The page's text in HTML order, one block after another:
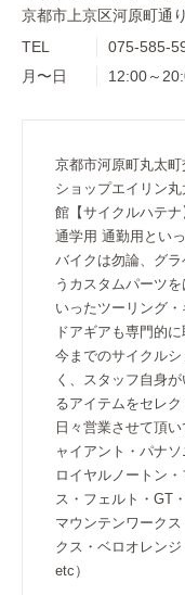
京都市上京区河原町通
TEL
075-585-
月〜日
12:00～
京都市河原町丸太
ショップエイリン
館【サイクルハテナ
通学用 通勤用とい
バイクは勿論、グ
うカスタムパーツ
いったツーリング
ドアギアも専門的
今までのサイクル
く、スタッフ自身
るアイテムをセレク
日々営業させて頂
ャイアント・パナ
ロイヤルノートン
ス・フェルト・GT
マウンテンワーク
クス・ベロオレン
etc）